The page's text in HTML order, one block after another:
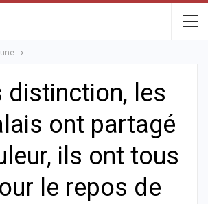
distinction, les
ont partagé
ils ont tous
le repos de